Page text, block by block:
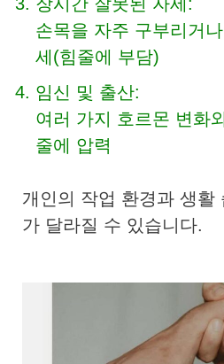
손목을 자주 구부리거
세(힘줄에 부담)
임신 및 출산:
여러 가지 호르몬 변화
줄에 압력
개인의 작업 환경과 생활
가 달라질 수 있습니다.